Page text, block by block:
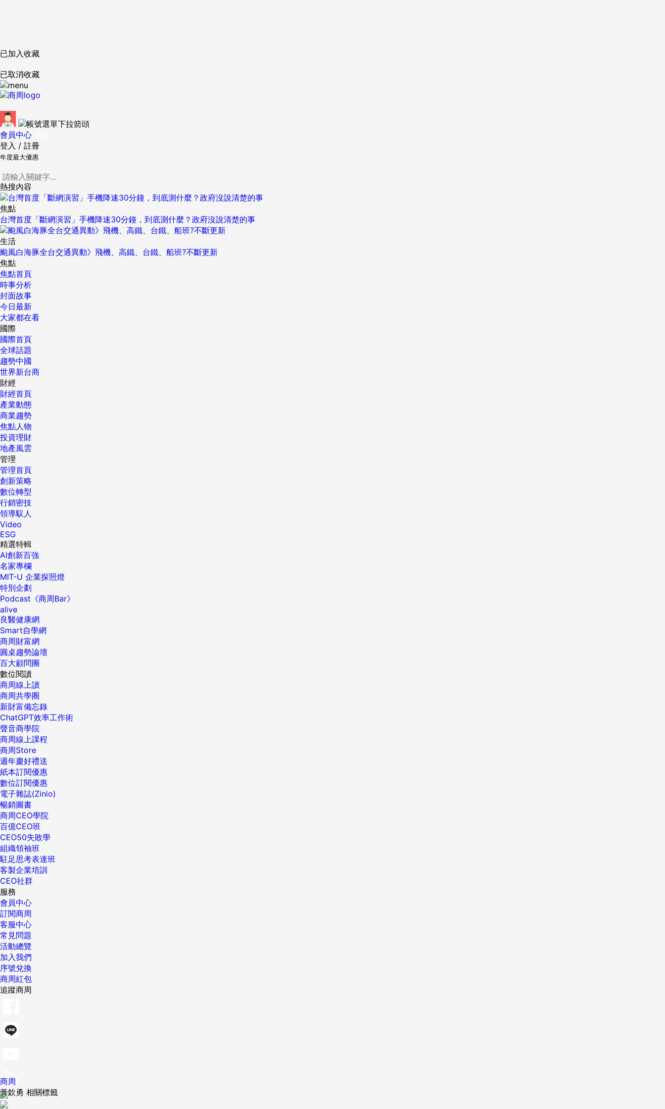
已加入收藏
已取消收藏
會員中心
登入 / 註冊
年度最大優惠
熱搜內容
焦點
台灣首度「斷網演習」手機降速30分鐘，到底測什麼？政府沒說清楚的事
生活
颱風白海豚全台交通異動》飛機、高鐵、台鐵、船班?不斷更新
焦點
焦點首頁
時事分析
封面故事
今日最新
大家都在看
國際
國際首頁
全球話題
趨勢中國
世界新台商
財經
財經首頁
產業動態
商業趨勢
焦點人物
投資理財
地產風雲
管理
管理首頁
創新策略
數位轉型
行銷密技
領導馭人
Video
ESG
精選特輯
AI創新百強
名家專欄
MIT-U 企業探照燈
特別企劃
Podcast《商周Bar》
alive
良醫健康網
Smart自學網
商周財富網
圓桌趨勢論壇
百大顧問團
數位閱讀
商周線上讀
商周共學圈
新財富備忘錄
ChatGPT效率工作術
聲音商學院
商周線上課程
商周Store
週年慶好禮送
紙本訂閱優惠
數位訂閱優惠
電子雜誌(Zinio)
暢銷圖書
商周CEO學院
百億CEO班
CEO50失敗學
組織領袖班
駐足思考表達班
客製企業培訓
CEO社群
服務
會員中心
訂閱商周
客服中心
常見問題
活動總覽
加入我們
序號兌換
商周紅包
追蹤商周
商周
黃欽勇 相關標籤